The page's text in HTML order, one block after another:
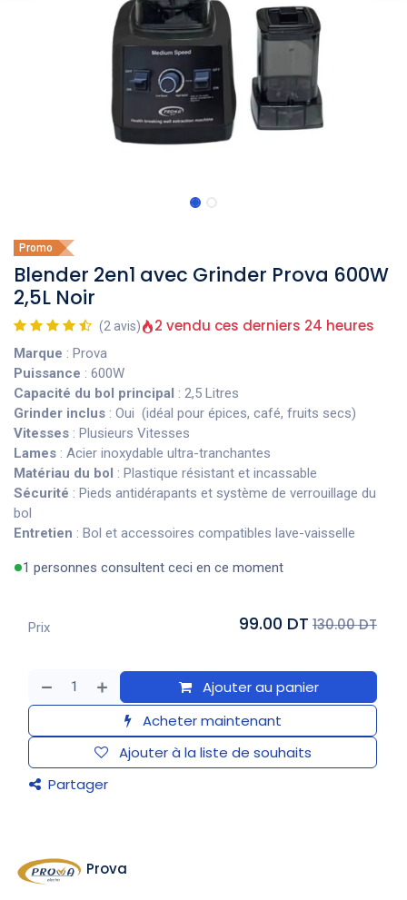
Promo
Blender 2en1 avec Grinder Prova 600W
2,5L Noir
(2 avis) 2 vendu ces derniers 24 heures
Marque : Prova
Puissance : 600W
Capacité du bol principal : 2,5 Litres
Grinder inclus : Oui (idéal pour épices, café, fruits secs)
Vitesses : Plusieurs Vitesses
Lames : Acier inoxydable ultra-tranchantes
Matériau du bol : Plastique résistant et incassable
Sécurité : Pieds antidérapants et système de verrouillage du
bol
Entretien : Bol et accessoires compatibles lave-vaisselle
1 personnes consultent ceci en ce moment
Ajouter au panier
Acheter maintenant
Ajouter à la liste de souhaits
Partager
Prix 99.00 DT 130.00 DT
Prova